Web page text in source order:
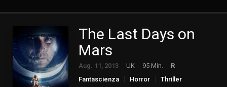
The Last Days on
Mars
Aug. 11, 2013 UK 95 Min.
R
Fantascienza
Horror Thriller